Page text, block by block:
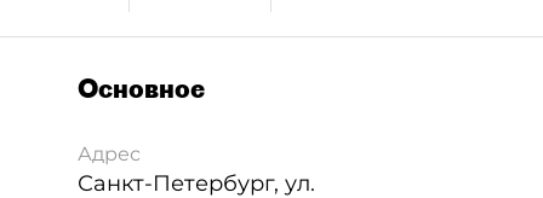
Основное
Адрес
Санкт-Петербург, ул.